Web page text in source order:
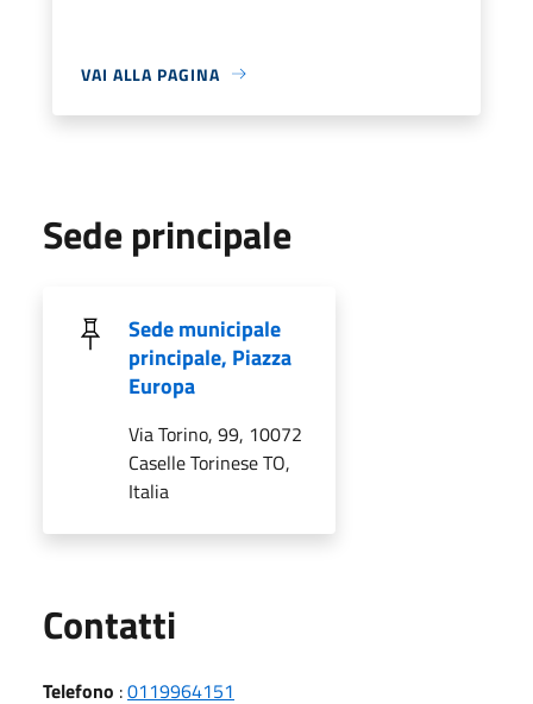
VAI ALLA PAGINA
Sede principale
Sede municipale
principale, Piazza
Europa
Via Torino, 99, 10072
Caselle Torinese TO,
Italia
Contatti
Telefono :0119964151